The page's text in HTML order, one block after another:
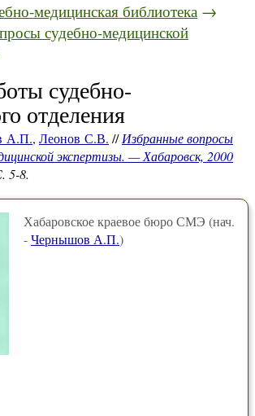
медицинская библиотека →
судебно-медицинской
судебно-
отделения
А.П., Леонов С.В. //Избранные вопросы
экспертизы. — Хабаровск, 2000
5-8.
Хабаровское краевое бюро СМЭ (нач.
-Чернышов А.П.)